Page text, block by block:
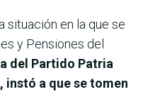
situación en la que se
y Pensiones del
del Partido Patria
instó a que se tomen